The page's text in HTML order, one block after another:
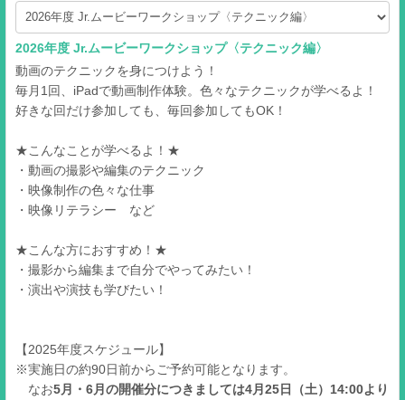
2026年度 Jr.ムービーワークショップ〈テクニック編〉
動画のテクニックを身につけよう！
毎月1回、iPadで動画制作体験。色々なテクニックが学べるよ！
好きな回だけ参加しても、毎回参加してもOK！
★こんなことが学べるよ！★
・動画の撮影や編集のテクニック
・映像制作の色々な仕事
・映像リテラシー など
★こんな方におすすめ！★
・撮影から編集まで自分でやってみたい！
・演出や演技も学びたい！
【2025年度スケジュール】
※実施日の約90日前からご予約可能となります。
なお5月・6月の開催分につきましては4月25日（土）14:00より